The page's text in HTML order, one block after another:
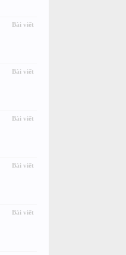
Bài viết
Bài viết
Bài viết
Bài viết
Bài viết